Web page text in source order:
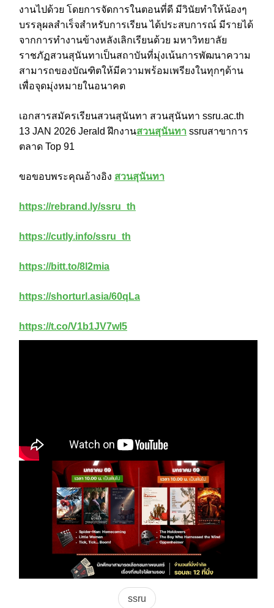
งานไปด้วย โดยการจัดการในตอนที่ดี มีวินัยทำให้น้องๆ
บรรลุผลสำเร็จสำหรับการเรียน ได้ประสบการณ์ มีรายได้
จากการทำงานข้างหลังเลิกเรียนด้วย มหาวิทยาลัย
ราชภัฏสวนสุนันทาเป็นสถาบันที่มุ่งเน้นการพัฒนาความ
สามารถของบัณฑิตให้มีความพร้อมเพรียงในทุกๆด้าน
เพื่อจุดมุ่งหมายในอนาคต
เอกสารสมัครเรียนสวนสุนันทา สวนสุนันทา ssru.ac.th
13 JAN 2026 Jerald ฝึกงานสวนสุนันทา ssruสาขาการ
ตลาด Top 91
ขอขอบพระคุณอ้างอิง สวนสุนันทา
https://rebrand.ly/ssru_th
https://cutly.info/ssru_th
https://bitt.to/8l2mia
https://shorturl.asia/60qLa
https://t.co/V1b1JV7wI5
ssru